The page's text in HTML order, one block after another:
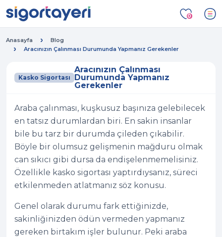
0
Anasayfa
Blog
Aracınızın Çalınması Durumunda Yapmanız Gerekenler
Kasko Sigortası
Aracınızın Çalınması
Durumunda Yapmanız
Gerekenler
Araba çalınması, kuşkusuz başınıza gelebilecek
en tatsız durumlardan biri. En sakin insanlar
bile bu tarz bir durumda çileden çıkabilir.
Böyle bir olumsuz gelişmenin mağduru olmak
can sıkıcı gibi dursa da endişelenmemelisiniz.
Özellikle kasko sigortası yaptırdıysanız, süreci
etkilenmeden atlatmanız söz konusu.
Genel olarak durumu fark ettiğinizde,
sakinliğinizden ödün vermeden yapmanız
gereken birtakım işler bulunur. Peki araba